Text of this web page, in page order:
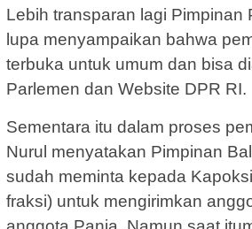
Lebih transparan lagi Pimpinan
lupa menyampaikan bahwa
terbuka untuk umum dan bisa
Parlemen dan Website DPR RI.
Sementara itu dalam proses
Nurul menyatakan Pimpinan
sudah meminta kepada
fraksi) untuk mengirimkan